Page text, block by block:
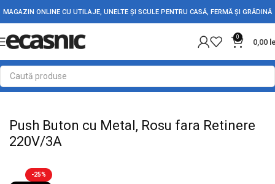
MAGAZIN ONLINE CU UTILAJE, UNELTE ȘI SCULE PENTRU CASĂ, FERMĂ ȘI GRĂDINĂ
0
0,00
Prima pagină Electrice Intrerupatoare - Butoane
Push Buton cu Metal, Rosu fara Retinere
220V/3A
-25%